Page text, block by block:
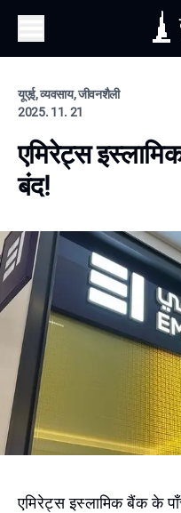
यूएई, व्यवसाय, जीवनशैली
2025. 11. 21
एमिरेट्स
बंद!
एमिरेट्स इस्लामिक बैंक के